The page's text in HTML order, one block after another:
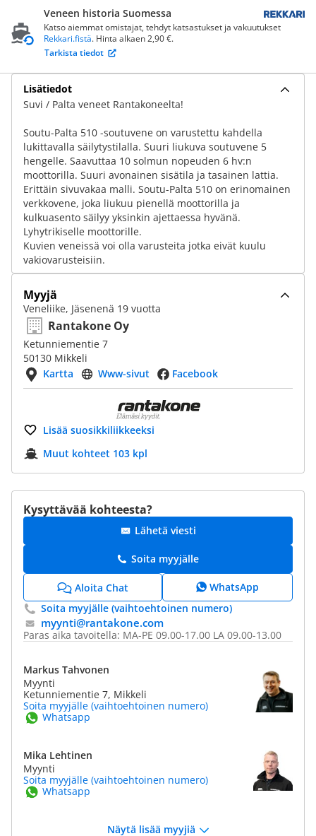
Veneen historia Suomessa
Katso aiemmat omistajat, tehdyt katsastukset ja vakuutukset
Rekkari.fistä. Hinta alkaen 2,90 €.
Tarkista tiedot
Lisätiedot
Suvi / Palta veneet Rantakoneelta!
Soutu-Palta 510 -soutuvene on varustettu kahdella
lukittavalla säilytystilalla. Suuri liukuva soutuvene 5
hengelle. Saavuttaa 10 solmun nopeuden 6 hv:n
moottorilla. Suuri avonainen sisätila ja tasainen lattia.
Erittäin sivuvakaa malli. Soutu-Palta 510 on erinomainen
verkkovene, joka liukuu pienellä moottorilla ja
kulkuasento säilyy yksinkin ajettaessa hyvänä.
Lyhytrikiselle moottorille.
Kuvien veneissä voi olla varusteita jotka eivät kuulu
vakiovarusteisiin.
Myyjä
Veneliike, Jäsenenä 19 vuotta
Rantakone Oy
Ketunniementie 7
50130 Mikkeli
Kartta
Www-sivut Facebook
Lisää suosikkiliikkeeksi
Muut kohteet 103 kpl
Kysyttävää kohteesta?
Lähetä viesti
Soita myyjälle
Aloita Chat
WhatsApp
Soita myyjälle (vaihtoehtoinen numero)
myynti@​rantakone.com
Paras aika tavoitella: MA-PE 09.00-17.00 LA 09.00-13.00
Markus Tahvonen
Myynti
Ketunniementie 7, Mikkeli
Soita myyjälle (vaihtoehtoinen numero)
Whatsapp
Mika Lehtinen
Myynti
Soita myyjälle (vaihtoehtoinen numero)
Whatsapp
Näytä lisää myyjiä